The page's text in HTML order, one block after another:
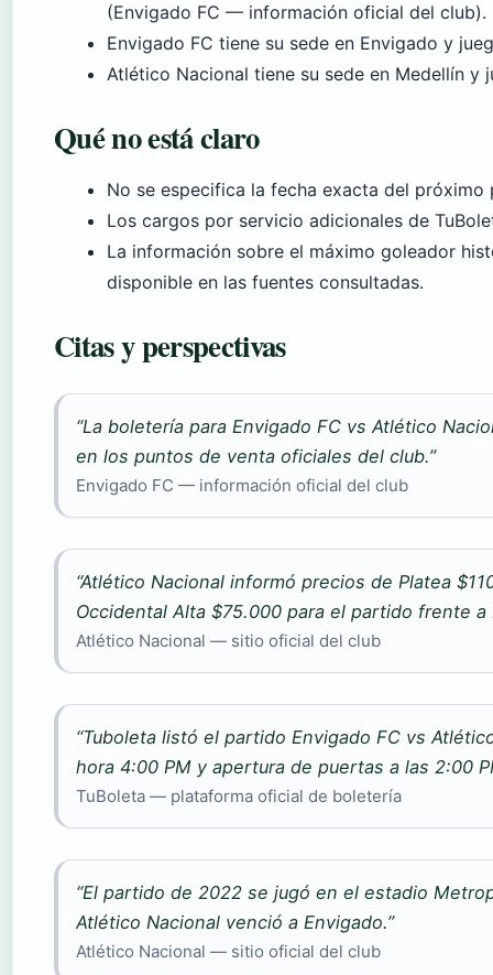
(Envigado FC — información oficial del club).
Envigado FC tiene su sede en Envigado y
Atlético Nacional tiene su sede en Medellín
Qué no está claro
No se especifica la fecha exacta del
Los cargos por servicio adicionales de
La información sobre el máximo goleador
disponible en las fuentes consultadas.
Citas y perspectivas
“La boletería para Envigado FC vs Atlético
en los puntos de venta oficiales del club.”
Envigado FC — información oficial del club
“Atlético Nacional informó precios de Platea
Occidental Alta $75.000 para el partido frente a
Atlético Nacional — sitio oficial del club
“Tuboleta listó el partido Envigado FC vs
hora 4:00 PM y apertura de puertas a las 2:00
TuBoleta — plataforma oficial de boletería
“El partido de 2022 se jugó en el estadio
Atlético Nacional venció a Envigado.”
Atlético Nacional — sitio oficial del club